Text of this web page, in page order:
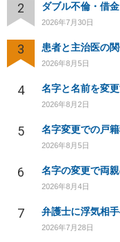
2
2026年7月30日
3 患者と主治医の
2026年8月5日
4 名字と名前を変
2026年8月2日
5 名字変更での戸
2026年8月5日
6 名字の変更で両
2026年8月4日
7 弁護士に浮気相
2026年7月28日